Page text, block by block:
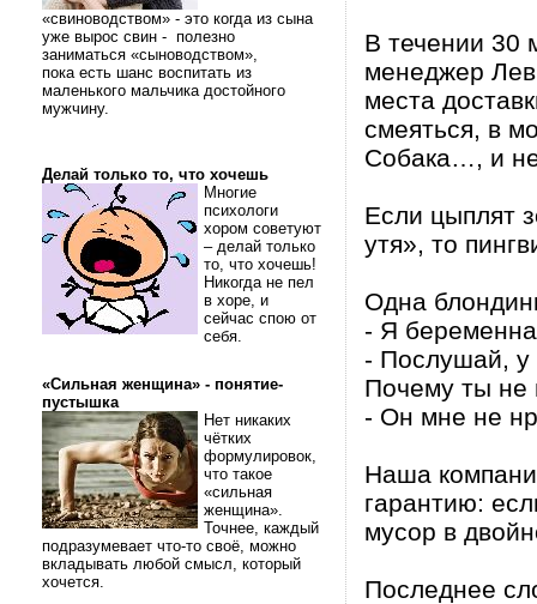
«свиноводством» - это когда из сына
уже вырос свин - полезно
заниматься «сыноводством»,
пока есть шанс воспитать из
маленького мальчика достойного
мужчину.
Делай только то, что хочешь
Многие
психологи
хором советуют
– делай только
то, что хочешь!
Никогда не пел
в хоре, и
сейчас спою от
себя.
«Сильная женщина» - понятие-
пустышка
Нет никаких
чётких
формулировок,
что такое
«сильная
женщина».
Точнее, каждый
подразумевает что-то своё, можно
вкладывать любой смысл, который
хочется.
В течении 30
менеджер
места
смеяться, в
Собака…, и
Если цыплят
утя», то
Одна
- Я
- Послушай, у
Почему ты не
- Он мне не
Наша
гарантию:
мусор в
Последнее